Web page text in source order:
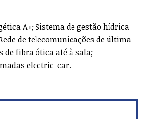
com relvado; Piscina comum
adjacente; Sauna; Ginásio;
de fibra ótica até à sala;